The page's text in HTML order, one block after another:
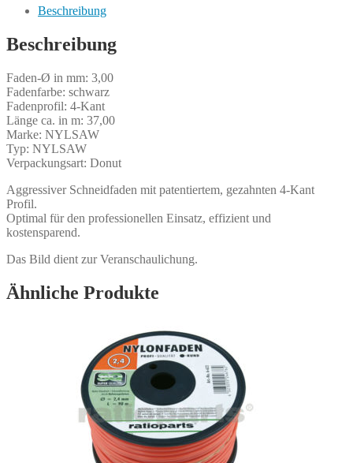
m
Menge
Beschreibung
Beschreibung
Faden-Ø in mm: 3,00
Fadenfarbe: schwarz
Fadenprofil: 4-Kant
Länge ca. in m: 37,00
Marke: NYLSAW
Typ: NYLSAW
Verpackungsart: Donut
Aggressiver Schneidfaden mit patentiertem, gezahnten 4-Kant
Profil.
Optimal für den professionellen Einsatz, effizient und
kostensparend.
Das Bild dient zur Veranschaulichung.
Ähnliche Produkte